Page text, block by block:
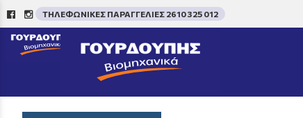
ΤΗΛΕΦΩΝΙΚΕΣ ΠΑΡΑΓΓΕΛΙΕΣ 2610 325 012
/